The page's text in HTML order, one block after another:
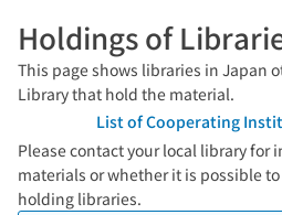
Holdings of
This page shows libraries in Japan
Library that hold the material.
List of Cooperating
Please contact your local library for
materials or whether it is possible
holding libraries.